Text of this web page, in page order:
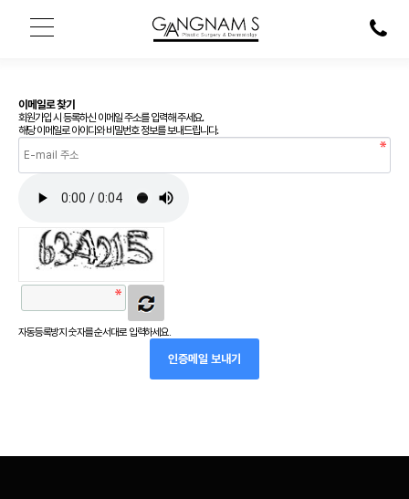
이메일로 찾기
회원가입 시 등록하신 이메일 주소를 입력해 주세요.
해당 이메일로 아이디와 비밀번호 정보를 보내드립니다.
자동등록방지 숫자를 순서대로 입력하세요.
인증메일 보내기